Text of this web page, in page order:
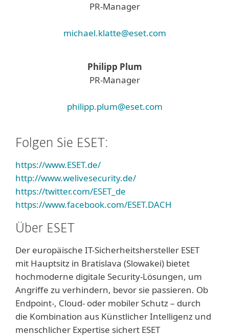
PR-Manager
michael.klatte@eset.com
Philipp Plum
PR-Manager
philipp.plum@eset.com
Folgen Sie ESET:
https://www.ESET.de/
http://www.welivesecurity.de/
https://twitter.com/ESET_de
https://www.facebook.com/ESET.DACH
Über ESET
Der europäische IT-Sicherheitshersteller ESET
mit Hauptsitz in Bratislava (Slowakei) bietet
hochmoderne digitale Security-Lösungen, um
Angriffe zu verhindern, bevor sie passieren. Ob
Endpoint-, Cloud- oder mobiler Schutz – durch
die Kombination aus Künstlicher Intelligenz und
menschlicher Expertise sichert ESET